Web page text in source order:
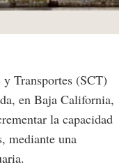
Transportes (SCT)
en Baja California,
la capacidad
mediante una